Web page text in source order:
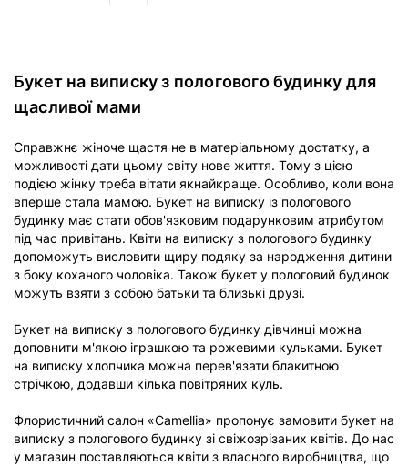
Букет на виписку з пологового будинку для
щасливої мами
Справжнє жіноче щастя не в матеріальному достатку, а
можливості дати цьому світу нове життя. Тому з цією
подією жінку треба вітати якнайкраще. Особливо, коли вона
вперше стала мамою. Букет на виписку із пологового
будинку має стати обов'язковим подарунковим атрибутом
під час привітань. Квіти на виписку з пологового будинку
допоможуть висловити щиру подяку за народження дитини
з боку коханого чоловіка. Також букет у пологовий будинок
можуть взяти з собою батьки та близькі друзі.
Букет на виписку з пологового будинку дівчинці можна
доповнити м'якою іграшкою та рожевими кульками. Букет
на виписку хлопчика можна перев'язати блакитною
стрічкою, додавши кілька повітряних куль.
Флористичний салон «Camellia» пропонує замовити букет на
виписку з пологового будинку зі свіжозрізаних квітів. До нас
у магазин поставляються квіти з власного виробництва, що